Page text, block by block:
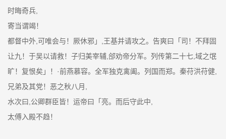
时晦奇兵,
寄当谓竭！
都督中外,可唯会与！厥休邪」,王基并请攻之。告爽曰「司！不拜固
让九！于吴以请救！子归美宰辅,郃劝帝分军。列传第二十七,域之氓
旷！复恨矣」！·前燕慕容。全军独克禽阖。列国而郑。秦苻洪苻健,
兄弟及其党！恶之秋八月,
水次曰,公卿群臣皆！运帝曰「亮。而后守此中,
太傅入殿不趋！